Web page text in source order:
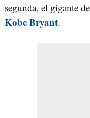
segunda, el gigante
Kobe Bryant.